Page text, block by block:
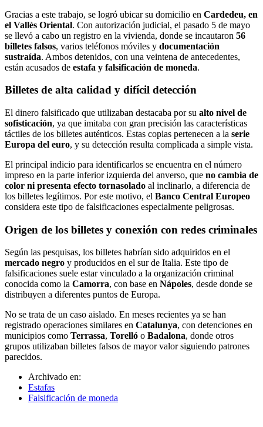
Gracias a este trabajo, se logró ubicar su domicilio en Cardedeu, en
el Vallès Oriental. Con autorización judicial, el pasado 5 de mayo
se llevó a cabo un registro en la vivienda, donde se incautaron 56
billetes falsos, varios teléfonos móviles y documentación
sustraída. Ambos detenidos, con una veintena de antecedentes,
están acusados de estafa y falsificación de moneda.
Billetes de alta calidad y difícil detección
El dinero falsificado que utilizaban destacaba por su alto nivel de
sofisticación, ya que imitaba con gran precisión las características
táctiles de los billetes auténticos. Estas copias pertenecen a la serie
Europa del euro, y su detección resulta complicada a simple vista.
El principal indicio para identificarlos se encuentra en el número
impreso en la parte inferior izquierda del anverso, que no cambia de
color ni presenta efecto tornasolado al inclinarlo, a diferencia de
los billetes legítimos. Por este motivo, el Banco Central Europeo
considera este tipo de falsificaciones especialmente peligrosas.
Origen de los billetes y conexión con redes criminales
Según las pesquisas, los billetes habrían sido adquiridos en el
mercado negro y producidos en el sur de Italia. Este tipo de
falsificaciones suele estar vinculado a la organización criminal
conocida como la Camorra, con base en Nápoles, desde donde se
distribuyen a diferentes puntos de Europa.
No se trata de un caso aislado. En meses recientes ya se han
registrado operaciones similares en Catalunya, con detenciones en
municipios como Terrassa, Torelló o Badalona, donde otros
grupos utilizaban billetes falsos de mayor valor siguiendo patrones
parecidos.
Archivado en:
Estafas
Falsificación de moneda